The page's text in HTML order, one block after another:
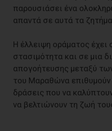
παρουσιάσει ένα
απαντά σε αυτά τα
Η έλλειψη οράματος έχει
στασιμότητα και σε μια
απογοήτευσης μεταξύ
του Μαραθώνα επιθυμούν
δράσεις που να
να βελτιώνουν τη ζωή